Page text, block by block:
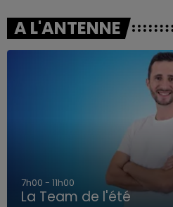
A L'ANTENNE
7h00 - 11h00
La Team de l'été